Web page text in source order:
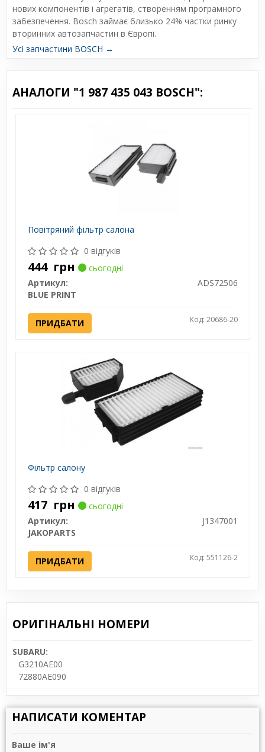
нових компонентів і агрегатів, створенням програмного
забезпечення. Bosch займає близько 24% частки ринку
вторинних автозапчастин в Європі.
Усі запчастини BOSCH →
АНАЛОГИ "1 987 435 043 BOSCH":
Повітряний фільтр салона
0 відгуків
444 грн
сьогодні
Артикул:
ADS72506
BLUE PRINT
ПРИДБАТИ Код: 20686-20
Фільтр салону
0 відгуків
417 грн
сьогодні
Артикул:
J1347001
JAKOPARTS
ПРИДБАТИ Код: 551126-2
ОРИГІНАЛЬНІ НОМЕРИ
SUBARU:
G3210AE00
72880AE090
НАПИСАТИ КОМЕНТАР
Ваше ім'я